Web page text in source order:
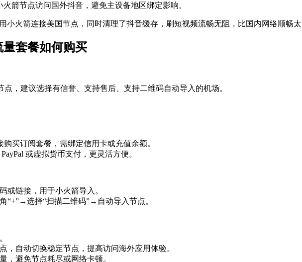
箭节点访问国外抖音，避免主设备地区绑定影响。
小火箭连接美国节点，同时清理了抖音缓存，刷短视频流畅无阻，比国内网络顺畅
量套餐如何购买
点，建议选择有信誉、支持售后、支持二维码自动导入的机场。
购买订阅套餐，需绑定信用卡或充值余额。
或虚拟货币支付，更灵活方便。
或链接，用于小火箭导入。
“+”→选择“扫描二维码”→自动导入节点。
，自动切换稳定节点，提高访问海外应用体验。
，避免节点耗尽或网络卡顿。